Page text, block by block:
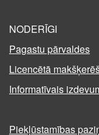
NODERĪGI
Pagastu pārvaldes
Licencētā
Informatīvais
Piekļūstamības